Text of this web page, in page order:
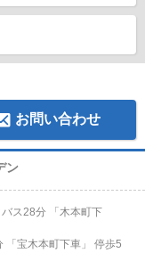
お問い合わせ
ン
バス28分 「木本町下
「宝木本町下車」 停歩5